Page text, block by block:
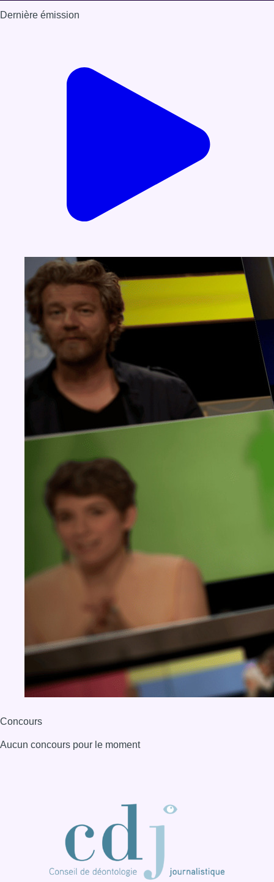
Aucun concours pour le moment
Consulter page Instagram